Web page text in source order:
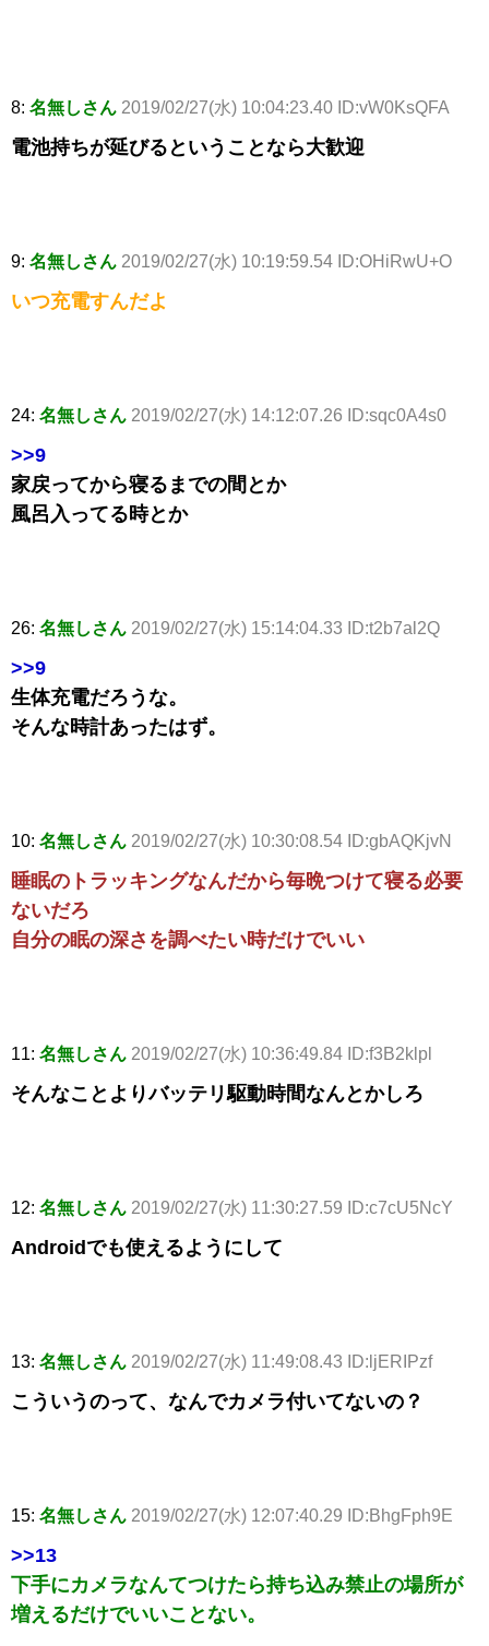
8: 名無しさん 2019/02/27(水) 10:04:23.40 ID:vW0KsQFA
電池持ちが延びるということなら大歓迎
9: 名無しさん 2019/02/27(水) 10:19:59.54 ID:OHiRwU+O
いつ充電すんだよ
24: 名無しさん 2019/02/27(水) 14:12:07.26 ID:sqc0A4s0
>>9
家戻ってから寝るまでの間とか
風呂入ってる時とか
26: 名無しさん 2019/02/27(水) 15:14:04.33 ID:t2b7al2Q
>>9
生体充電だろうな。
そんな時計あったはず。
10: 名無しさん 2019/02/27(水) 10:30:08.54 ID:gbAQKjvN
睡眠のトラッキングなんだから毎晩つけて寝る必要
ないだろ
自分の眠の深さを調べたい時だけでいい
11: 名無しさん 2019/02/27(水) 10:36:49.84 ID:f3B2klpl
そんなことよりバッテリ駆動時間なんとかしろ
12: 名無しさん 2019/02/27(水) 11:30:27.59 ID:c7cU5NcY
Androidでも使えるようにして
13: 名無しさん 2019/02/27(水) 11:49:08.43 ID:ljERIPzf
こういうのって、なんでカメラ付いてないの？
15: 名無しさん 2019/02/27(水) 12:07:40.29 ID:BhgFph9E
>>13
下手にカメラなんてつけたら持ち込み禁止の場所が
増えるだけでいいことない。